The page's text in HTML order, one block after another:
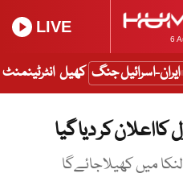
6
LIVE
ایران-اسرائیل جنگ کھیل انٹرٹینمنٹ